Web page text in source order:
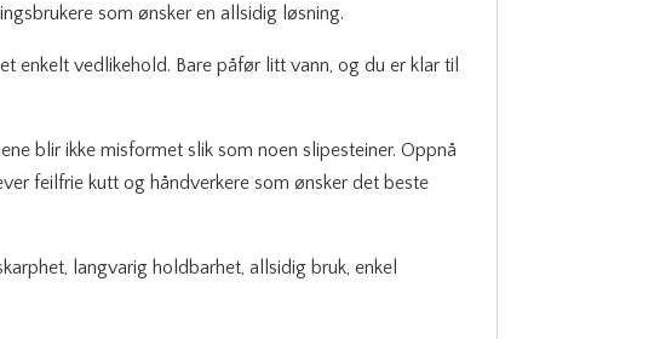
som ønsker en allsidig løsning.
enkelt vedlikehold. Bare påfør litt vann, og du er klar til
blir ikke misformet slik som noen slipesteiner. Oppnå
feilfrie kutt og håndverkere som ønsker det beste
langvarig holdbarhet, allsidig bruk, enkel